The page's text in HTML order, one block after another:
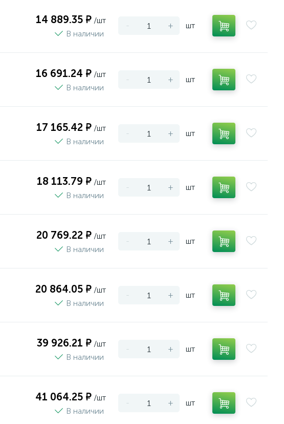
14 889.35 ₽ /шт
В наличии
- + шт
16 691.24 ₽ /шт
В наличии
- + шт
17 165.42 ₽ /шт
В наличии
- + шт
18 113.79 ₽ /шт
В наличии
- + шт
20 769.22 ₽ /шт
В наличии
- + шт
20 864.05 ₽ /шт
В наличии
- + шт
39 926.21 ₽ /шт
В наличии
- + шт
41 064.25 ₽ /шт
В наличии
- + шт